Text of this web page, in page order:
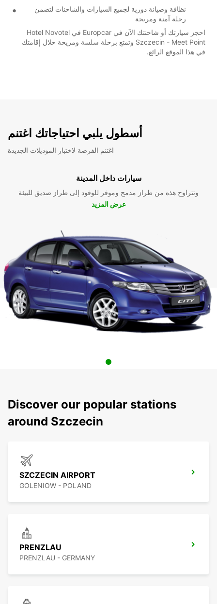
نظافة وصيانة دورية لجميع السيارات والشاحنات لتضمن
رحلة آمنة ومريحة
احجز سيارتك أو شاحنتك الآن في Europcar في Hotel Novotel
Szczecin - Meet Point وتمتع برحلة سلسة ومريحة خلال إقامتك
في هذا الموقع الرائع.
أسطول يلبي احتياجاتك اغتنم
اغتنم الفرصة لاختبار الموديلات الجديدة
سيارات داخل المدينة
وتتراوح هذه من طراز مدمج وموفر للوقود إلى طراز صديق للبيئة
عرض المزيد
Discover our popular stations
around Szczecin
SZCZECIN AIRPORT
GOLENIOW - POLAND
PRENZLAU
PRENZLAU - GERMANY